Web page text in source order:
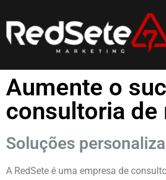
Aumente o
consultoria de
Soluções
A RedSete é uma empresa de